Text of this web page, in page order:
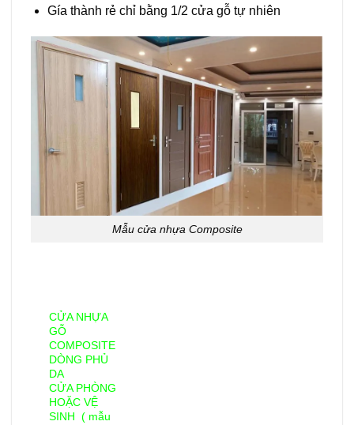
Gía thành rẻ chỉ bằng 1/2 cửa gỗ tự nhiên
Mẫu cửa nhựa Composite
CỬA NHỰA
GỖ
COMPOSITE
DÒNG PHỦ
DA
CỬA PHÒNG
HOẶC VỆ
SINH ( mẫu